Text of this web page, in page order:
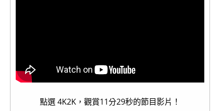
點選 4K2K，觀賞11分29秒的節目影片！